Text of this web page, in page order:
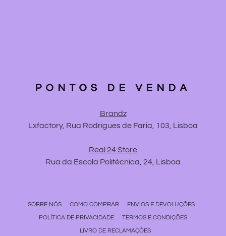
PONTOS DE VENDA
Brandz
Lxfactory, Rua Rodrigues de Faria, 103, Lisboa
Real 24 Store
Rua da Escola Politécnica, 24, Lisboa
SOBRE NÓS COMO COMPRAR
ENVIOS E DEVOLUÇÕES
POLÍTICA DE PRIVACIDADE
TERMOS E CONDIÇÕES
LIVRO DE RECLAMAÇÕES